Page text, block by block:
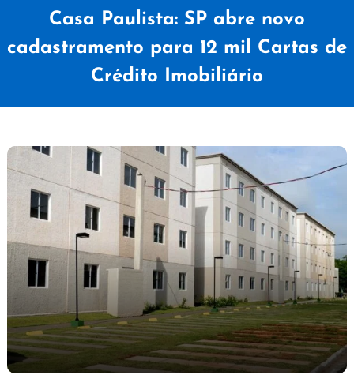
Casa Paulista: SP abre novo
cadastramento para 12 mil Cartas de
Crédito Imobiliário
1Redação